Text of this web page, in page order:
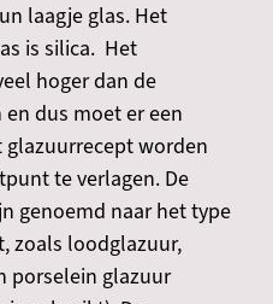
laagje glas. Het
is silica. Het
hoger dan de
dus moet er een
worden
te verlagen. De
genoemd naar het type
zoals loodglazuur,
porselein glazuur